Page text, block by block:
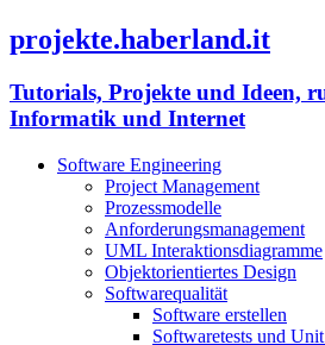
projekte.haberland.it
Tutorials, Projekte und Ideen,
Informatik und Internet
Software Engineering
Project Management
Prozessmodelle
Anforderungsmanagement
UML Interaktionsdiagramme
Objektorientiertes Design
Softwarequalität
Software erstellen
Softwaretests und